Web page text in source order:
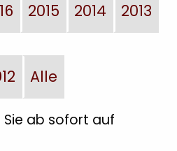
2015 2014 2013
Alle
Sie ab sofort auf